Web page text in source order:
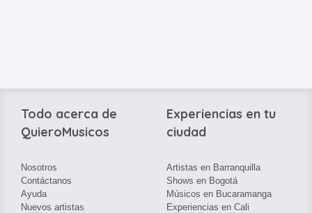
Todo acerca de
QuieroMusicos
Nosotros
Contáctanos
Ayuda
Nuevos artistas
Experiencias en tu
ciudad
Artistas en Barranquilla
Shows en Bogotá
Músicos en Bucaramanga
Experiencias en Cali